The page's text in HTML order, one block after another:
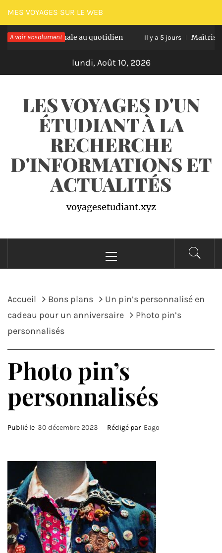
Passer
au
contenu
MES VOYAGES SUR LE WEB
A voir absolument
optimale au quotidien Il y a 5 jours Maîtriser les
lundi, Août 10, 2026
LES VOYAGES D'UN
ÉTUDIANT À LA
RECHERCHE
D'INFORMATIONS ET
ACTUALITÉS
voyagesetudiant.xyz
principal
Accueil Bons plans
Un pin’s personnalisé en
cadeau pour un anniversaire
Photo pin’s
personnalisés
Photo pin’s
personnalisés
Publié le 30 décembre 2023 Rédigé par Eago